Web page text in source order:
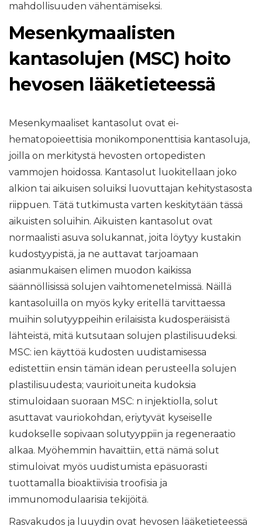
mahdollisuuden vähentämiseksi.
Mesenkymaalisten
kantasolujen (MSC) hoito
hevosen lääketieteessä
Mesenkymaaliset kantasolut ovat ei-
hematopoieettisia monikomponenttisia kantasoluja,
joilla on merkitystä hevosten ortopedisten
vammojen hoidossa. Kantasolut luokitellaan joko
alkion tai aikuisen soluiksi luovuttajan kehitystasosta
riippuen. Tätä tutkimusta varten keskitytään tässä
aikuisten soluihin. Aikuisten kantasolut ovat
normaalisti asuva solukannat, joita löytyy kustakin
kudostyypistä, ja ne auttavat tarjoamaan
asianmukaisen elimen muodon kaikissa
säännöllisissä solujen vaihtomenetelmissä. Näillä
kantasoluilla on myös kyky eritellä tarvittaessa
muihin solutyyppeihin erilaisista kudosperäisistä
lähteistä, mitä kutsutaan solujen plastilisuudeksi.
MSC: ien käyttöä kudosten uudistamisessa
edistettiin ensin tämän idean perusteella solujen
plastilisuudesta; vaurioituneita kudoksia
stimuloidaan suoraan MSC: n injektiolla, solut
asuttavat vauriokohdan, eriytyvät kyseiselle
kudokselle sopivaan solutyyppiin ja regeneraatio
alkaa. Myöhemmin havaittiin, että nämä solut
stimuloivat myös uudistumista epäsuorasti
tuottamalla bioaktiivisia troofisia ja
immunomodulaarisia tekijöitä.
Rasvakudos ja luuydin ovat hevosen lääketieteessä